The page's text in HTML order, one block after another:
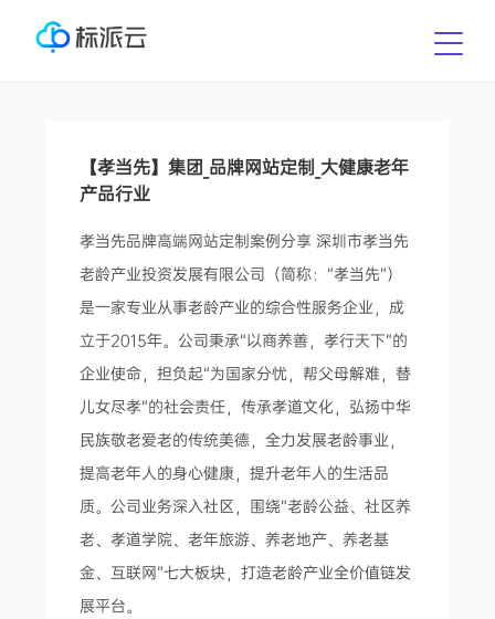
【孝当先】集团_品牌网站定制_大健康老年
产品行业
孝当先品牌高端网站定制案例分享 深圳市孝当先
老龄产业投资发展有限公司（简称：“孝当先”）
是一家专业从事老龄产业的综合性服务企业，成
立于2015年。公司秉承“以商养善，孝行天下”的
企业使命，担负起“为国家分忧，帮父母解难，替
儿女尽孝”的社会责任，传承孝道文化，弘扬中华
民族敬老爱老的传统美德，全力发展老龄事业，
提高老年人的身心健康，提升老年人的生活品
质。公司业务深入社区，围绕“老龄公益、社区养
老、孝道学院、老年旅游、养老地产、养老基
金、互联网”七大板块，打造老龄产业全价值链发
展平台。